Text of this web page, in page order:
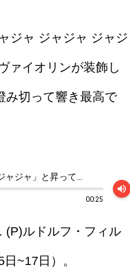
ジャ ジャジャ ジャジ
ァイオリンが装飾し
み切って響き最高で
「ジャジャ ジャジャ ジャジャ ジャジャ」と昇っていくところ
00:25
volume_up
(P)ルドルフ・フィル
~17日）。